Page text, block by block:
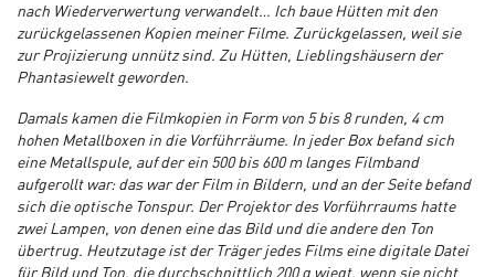
nach Wiederverwertung verwandelt… Ich baue Hütten mit den
zurückgelassenen Kopien meiner Filme. Zurückgelassen, weil sie
zur Projizierung unnütz sind. Zu Hütten, Lieblingshäusern der
Phantasiewelt geworden.
Damals kamen die Filmkopien in Form von 5 bis 8 runden, 4 cm
hohen Metallboxen in die Vorführräume. In jeder Box befand sich
eine Metallspule, auf der ein 500 bis 600 m langes Filmband
aufgerollt war: das war der Film in Bildern, und an der Seite befand
sich die optische Tonspur. Der Projektor des Vorführraums hatte
zwei Lampen, von denen eine das Bild und die andere den Ton
übertrug. Heutzutage ist der Träger jedes Films eine digitale Datei
für Bild und Ton, die durchschnittlich 200 g wiegt, wenn sie nicht